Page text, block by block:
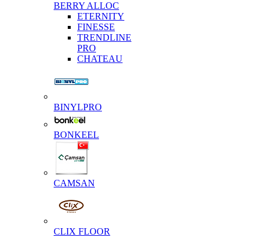
BERRY ALLOC
ETERNITY
FINESSE
TRENDLINE
PRO
CHATEAU
BINYLPRO
BONKEEL
CAMSAN
CLIX FLOOR